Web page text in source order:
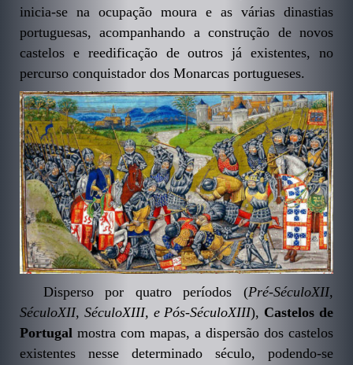
inicia-se na ocupação moura e as várias dinastias
portuguesas, acompanhando a construção de novos
castelos e reedificação de outros já existentes, no
percurso conquistador dos Monarcas portugueses.
Disperso por quatro períodos (Pré-SéculoXII,
SéculoXII, SéculoXIII, e Pós-SéculoXIII), Castelos de
Portugal mostra com mapas, a dispersão dos castelos
existentes nesse determinado século, podendo-se